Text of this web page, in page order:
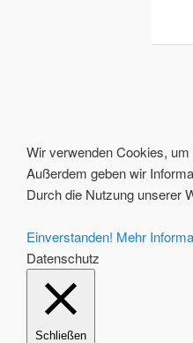
Wir verwenden Cookies,
Außerdem geben wir
Durch die Nutzung unserer
Einverstanden! Mehr
Datenschutz
Schließen